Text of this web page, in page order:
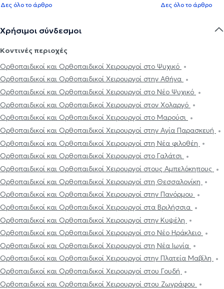
Δες όλο το άρθρο Δες όλο το άρθρο
Χρήσιμοι σύνδεσμοι
Κοντινές περιοχές
Ορθοπαιδικοί και Ορθοπαιδικοί Χειρουργοί στο Ψυχικό
Ορθοπαιδικοί και Ορθοπαιδικοί Χειρουργοί στην Αθήνα
Ορθοπαιδικοί και Ορθοπαιδικοί Χειρουργοί στο Νέο Ψυχικό
Ορθοπαιδικοί και Ορθοπαιδικοί Χειρουργοί στον Χολαργό
Ορθοπαιδικοί και Ορθοπαιδικοί Χειρουργοί στο Μαρούσι
Ορθοπαιδικοί και Ορθοπαιδικοί Χειρουργοί στην Αγία Παρασκευή
Ορθοπαιδικοί και Ορθοπαιδικοί Χειρουργοί στη Νέα φιλοθέη
Ορθοπαιδικοί και Ορθοπαιδικοί Χειρουργοί στο Γαλάτσι
Ορθοπαιδικοί και Ορθοπαιδικοί Χειρουργοί στους Αμπελόκηπους
Ορθοπαιδικοί και Ορθοπαιδικοί Χειρουργοί στη Θεσσαλονίκη
Ορθοπαιδικοί και Ορθοπαιδικοί Χειρουργοί στην Πανόρμου
Ορθοπαιδικοί και Ορθοπαιδικοί Χειρουργοί στα Βριλήσσια
Ορθοπαιδικοί και Ορθοπαιδικοί Χειρουργοί στην Κυψέλη
Ορθοπαιδικοί και Ορθοπαιδικοί Χειρουργοί στο Νέο Ηράκλειο
Ορθοπαιδικοί και Ορθοπαιδικοί Χειρουργοί στη Νέα Ιωνία
Ορθοπαιδικοί και Ορθοπαιδικοί Χειρουργοί στην Πλατεία Μαβίλη
Ορθοπαιδικοί και Ορθοπαιδικοί Χειρουργοί στου Γουδή
Ορθοπαιδικοί και Ορθοπαιδικοί Χειρουργοί στου Ζωγράφου